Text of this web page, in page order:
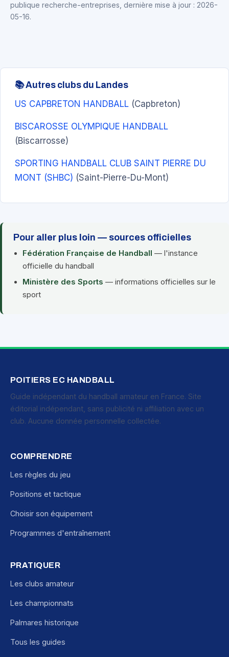
publique recherche-entreprises, dernière mise à jour : 2026-
05-16.
📚 Autres clubs du Landes
US CAPBRETON HANDBALL (Capbreton)
BISCAROSSE OLYMPIQUE HANDBALL
(Biscarrosse)
SPORTING HANDBALL CLUB SAINT PIERRE DU
MONT (SHBC) (Saint-Pierre-Du-Mont)
Pour aller plus loin — sources officielles
Fédération Française de Handball — l'instance
officielle du handball
Ministère des Sports — informations officielles sur le
sport
POITIERS EC HANDBALL
Guide indépendant du handball amateur en France. Site
éditorial indépendant, sans publicité ni affiliation avec un
club. Aucune donnée personnelle collectée.
COMPRENDRE
Les règles du jeu
Positions et tactique
Choisir son équipement
Programmes d'entraînement
PRATIQUER
Les clubs amateur
Les championnats
Palmares historique
Tous les guides